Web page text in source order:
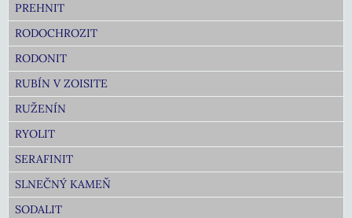
PREHNIT
RODOCHROZIT
RODONIT
RUBÍN V ZOISITE
RUŽENÍN
RYOLIT
SERAFINIT
SLNEČNÝ KAMEŇ
SODALIT